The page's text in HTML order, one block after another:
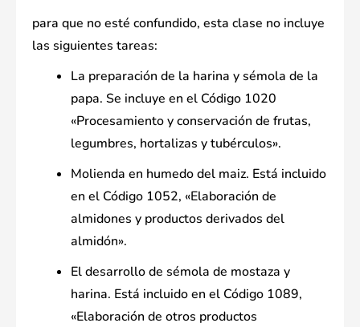
para que no esté confundido, esta clase no incluye
las siguientes tareas:
La preparación de la harina y sémola de la
papa. Se incluye en el Código 1020
«Procesamiento y conservación de frutas,
legumbres, hortalizas y tubérculos».
Molienda en humedo del maiz. Está incluido
en el Código 1052, «Elaboración de
almidones y productos derivados del
almidón».
El desarrollo de sémola de mostaza y
harina. Está incluido en el Código 1089,
«Elaboración de otros productos